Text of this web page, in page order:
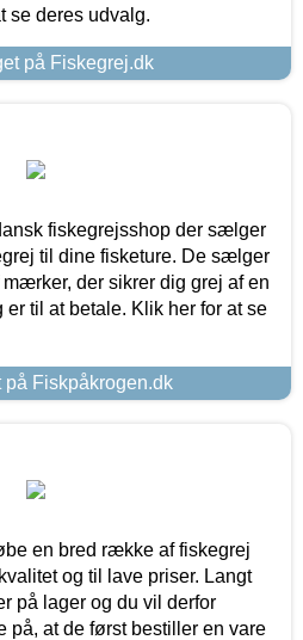
se deres udvalg.
på Fiskegrej.dk
fiskegrejsshop der sælger
til dine fisketure. De sælger
der sikrer dig grej af en
til at betale. Klik her for at se
på Fiskpåkrogen.dk
en bred række af fiskegrej
og til lave priser. Langt
på lager og du vil derfor
på, at de først bestiller en vare